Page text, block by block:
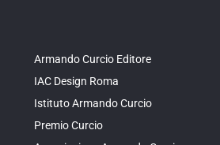
Armando Curcio Editore
IAC Design Roma
Istituto Armando Curcio
Premio Curcio